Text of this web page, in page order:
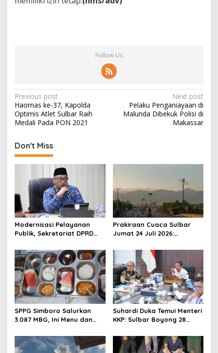
Follow Us
P
o
s
t
n
a
i
g
a
t
i
o
n
Previous post
Haornas ke-37, Kapolda
Optimis Atlet Sulbar Raih
Medali Pada PON 2021
Next post
Pelaku Penganiayaan di
Malunda Dibekuk Polisi di
Makassar
Don't Miss
Modernisasi Pelayanan
Publik, Sekretariat DPRD
Luncurkan Aplikasi SIPAKDE
Prakiraan Cuaca Sulbar
Jumat 24 Juli 2026:
Daerah Pesisir Cerah
SPPG Simboro Salurkan
3.087 MBG, Ini Menu dan
Suhardi Duka Temui Menteri
KKP: Sulbar Boyong 28
Kapal 30 GT